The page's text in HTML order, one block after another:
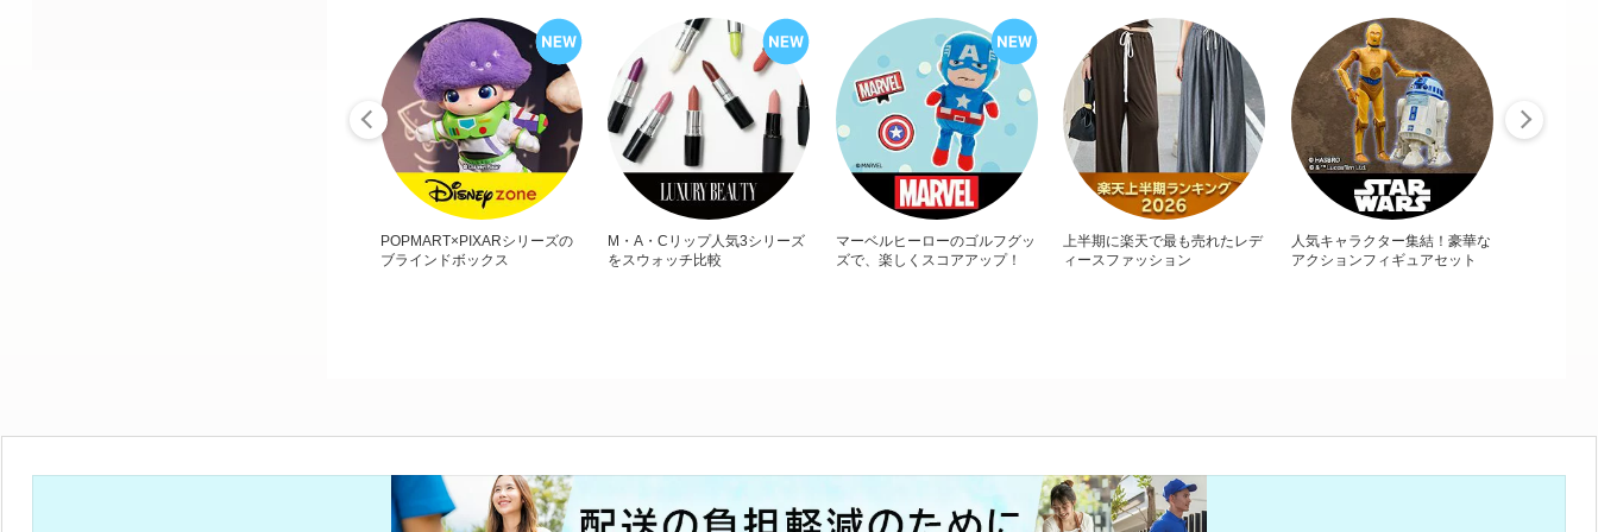
POPMART×PIXARシリーズの
ブラインドボックス
M・A・Cリップ人気3シリーズ
をスウォッチ比較
マーベルヒーローのゴルフグッ
ズで、楽しくスコアアップ！
上半期に楽天で最も売れたレデ
ィースファッション
人気キャラクター集結！豪華な
アクションフィギュアセット